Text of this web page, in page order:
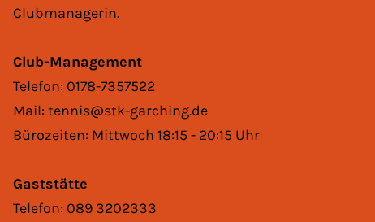
Clubmanagerin.
Club-Management
Telefon: 0178-7357522
Mail: tennis@stk-garching.de
Bürozeiten: Mittwoch 18:15 - 20:15 Uhr
Gaststätte
Telefon: 089 3202333